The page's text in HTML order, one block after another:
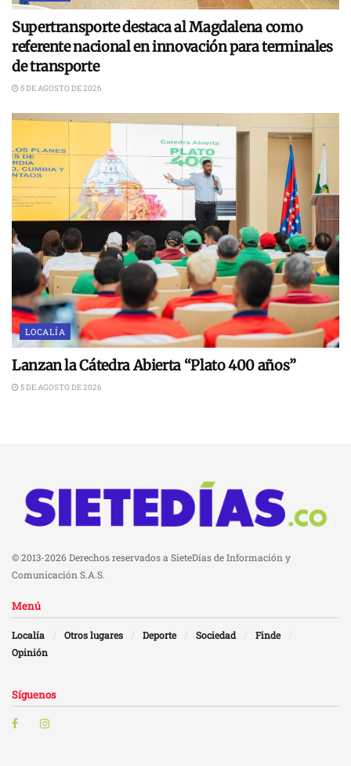
Supertransporte destaca al Magdalena como
referente nacional en innovación para terminales
de transporte
5 DE AGOSTO DE 2026
LOCALÍA
Lanzan la Cátedra Abierta “Plato 400 años”
5 DE AGOSTO DE 2026
© 2013-2026 Derechos reservados a SieteDías de Información y
Comunicación S.A.S.
Menú
Localía Otros lugares Deporte Sociedad
Finde
Opinión
Síguenos